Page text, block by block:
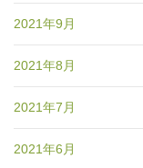
2021年9月
2021年8月
2021年7月
2021年6月